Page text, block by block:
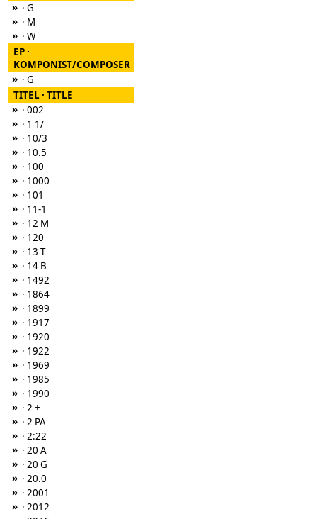
» · G
» · M
» · W
EP ·
KOMPONIST/COMPOSER
» · G
TITEL · TITLE
» · 002
» · 1 1/
» · 10/3
» · 10.5
» · 100
» · 1000
» · 101
» · 11-1
» · 12 M
» · 120
» · 13 T
» · 14 B
» · 1492
» · 1864
» · 1899
» · 1917
» · 1920
» · 1922
» · 1969
» · 1985
» · 1990
» · 2 +
» · 2 PA
» · 2:22
» · 20 A
» · 20 G
» · 20.0
» · 2001
» · 2012